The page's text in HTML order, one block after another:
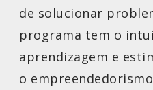
de solucionar
programa tem o
aprendizagem e
o